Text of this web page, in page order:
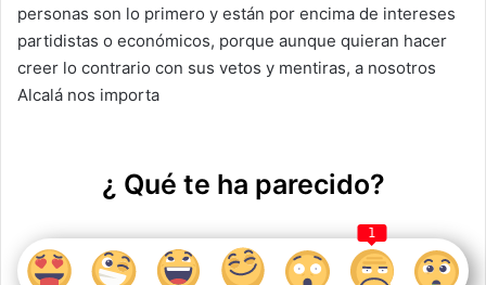
personas son lo primero y están por encima de intereses
partidistas o económicos, porque aunque quieran hacer
creer lo contrario con sus vetos y mentiras, a nosotros
Alcalá nos importa
¿ Qué te ha parecido?
1